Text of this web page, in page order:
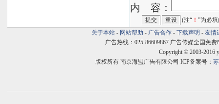
内 容：
(注“ ！ ”为必
关于本站 - 网站帮助 - 广告合作 - 下载声明 - 友情
广告热线：025-86609867 广告传媒全国免费
Copyright © 2003-2016
版权所有 南京海盟广告有限公司 ICP备案号：